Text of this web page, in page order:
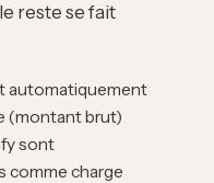
reste se fait
automatiquement
(montant brut)
sont
comme charge